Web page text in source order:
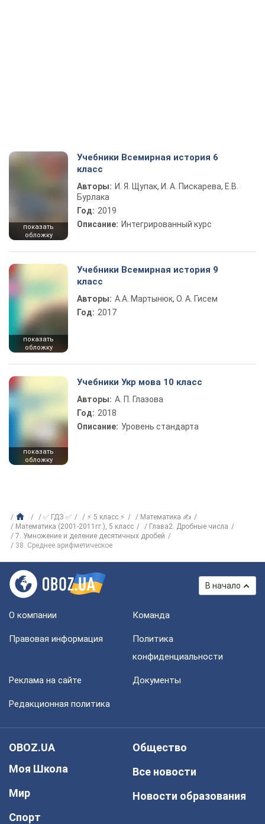
показать
обложку
Учебники Всемирная история 6
класс
Авторы: И. Я. Щупак, И. А. Пискарева, Е.В.
Бурлака
Год: 2019
Описание: Интегрированный курс
показать
обложку
Учебники Всемирная история 9
класс
Авторы: А.А. Мартынюк, О. А. Гисем
Год: 2017
показать
обложку
Учебники Укр мова 10 класс
Авторы: А. П. Глазова
Год: 2018
Описание: Уровень стандарта
✅ ГДЗ ✅ ⚡ 5 класс ⚡
Математика ✍
Математика (2001-2011гг.), 5 класс
Глава2. Дробные числа
7. Умножение и деление десятичных дробей
38. Среднее арифметическое
В начало
О компании Команда
Правовая информация
Политика
конфиденциальности
Реклама на сайте Документы
Редакционная политика
OBOZ.UA
Моя Школа
Мир
Спорт
Общество
Все новости
Новости образования